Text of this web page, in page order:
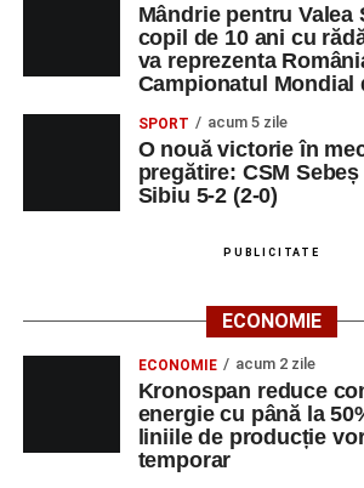
Mândrie pentru Valea
copil de 10 ani cu
va reprezenta
Campionatul Mondial
SPORT acum 5 zile
O nouă victorie în
pregătire: CSM
Sibiu 5-2 (2-0)
PUBLICITATE
ECONOMIE
ECONOMIE acum 2 zile
Kronospan reduce
energie cu până la
liniile de producție
temporar